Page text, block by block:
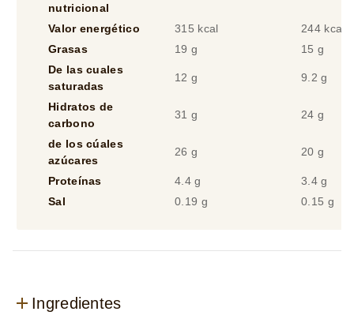
nutricional
Valor energético 315 kcal
244 kcal
Grasas
19 g
15 g
De las cuales
saturadas
12 g 9.2 g
Hidratos de
carbono
31 g 24 g
de los cúales
azúcares
26 g 20 g
Proteínas 4.4 g
3.4 g
Sal
0.19 g 0.15 g
Ingredientes